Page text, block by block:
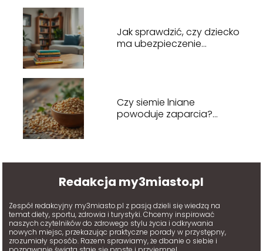
Jak sprawdzić, czy dziecko
ma ubezpieczenie
Czy siemie lniane
powoduje zaparcia?
Redakcja my3miasto.pl
Zespół redakcyjny my3miasto.pl z pasją dzieli się wiedzą na
temat diety, sportu, zdrowia i turystyki. Chcemy inspirować
naszych czytelników do zdrowego stylu życia i odkrywania
nowych miejsc, przekazując praktyczne porady w przystępny,
zrozumiały sposób. Razem sprawiamy, że dbanie o siebie i